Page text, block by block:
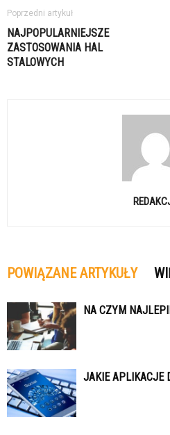
Poprzedni artykuł
NAJPOPULARNIEJSZE
ZASTOSOWANIA HAL
STALOWYCH
POWIĄZANE ARTYKUŁY
NA CZYM
JAKIE APLIKACJE